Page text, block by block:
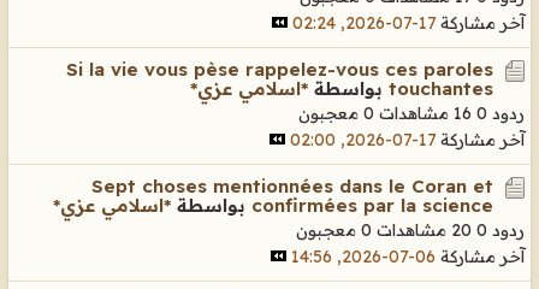
آخر مشاركة 17-07-2026, 02:24
Si la vie vous pèse rappelez-vous ces paroles
touchantes بواسطة *اسلامي عزي*
ردود 0 16 مشاهدات
0 معجبون
آخر مشاركة 17-07-2026, 02:00
Sept choses mentionnées dans le Coran et
confirmées par la science بواسطة *اسلامي عزي*
ردود 0 20 مشاهدات
0 معجبون
آخر مشاركة 06-07-2026, 14:56